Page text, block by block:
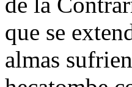
que se
almas